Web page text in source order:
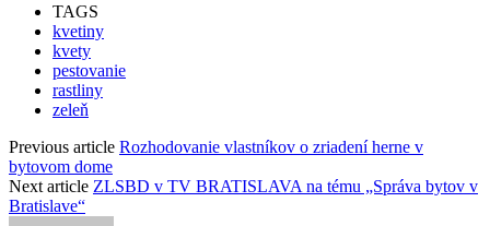
TAGS
kvetiny
kvety
pestovanie
rastliny
zeleň
Previous article Rozhodovanie vlastníkov o zriadení herne v
bytovom dome
Next article ZLSBD v TV BRATISLAVA na tému „Správa bytov v
Bratislave“